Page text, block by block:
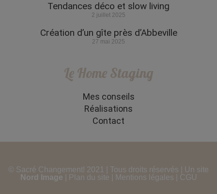
Tendances déco et slow living
2 juillet 2025
Création d’un gîte près d’Abbeville
27 mai 2025
Le Home Staging
Mes conseils
Réalisations
Contact
© Sacré Changement! 2021 | Tous droits réservés | Un site
Nord Image
Plan du site Mentions légales CGU